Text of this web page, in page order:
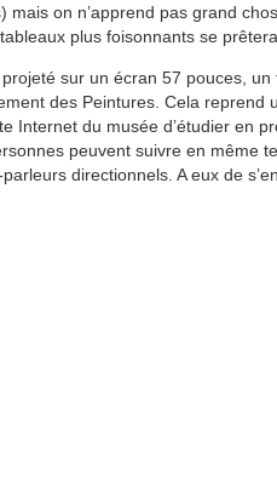
on n’apprend pas grand
plus foisonnants se
sur un écran 57 pouces, un
des Peintures. Cela reprend
Internet du musée d’étudier en
peuvent suivre en même
directionnels. A eux de